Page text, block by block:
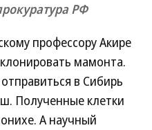
РФ
профессору Акире
мамонта.
в Сибирь
Полученные клетки
А научный